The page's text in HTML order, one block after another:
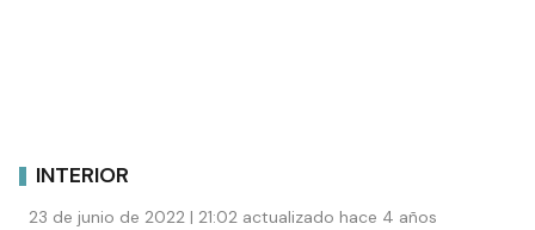
INTERIOR
23 de junio de 2022 | 21:02 actualizado hace 4 años